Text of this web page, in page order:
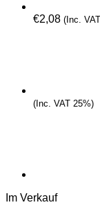
€2,08 (Inc.
(Inc. VAT 25%)
Im Verkauf